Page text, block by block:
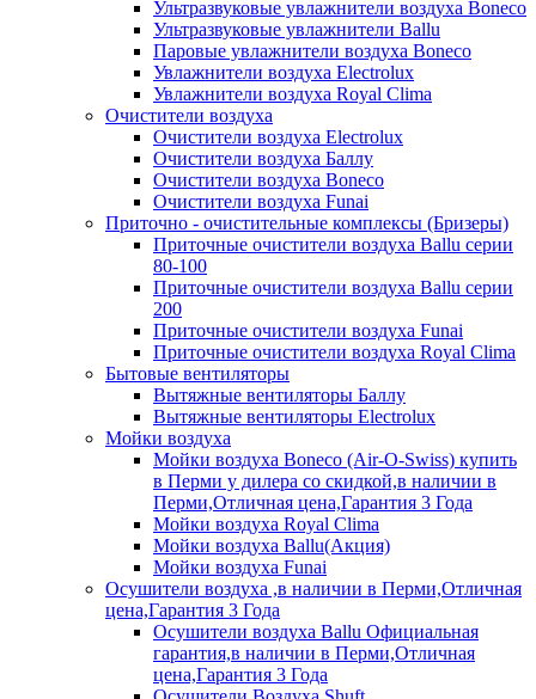
Ультразвуковые увлажнители воздуха Boneco
Ультразвуковые увлажнители Ballu
Паровые увлажнители воздуха Boneco
Увлажнители воздуха Electrolux
Увлажнители воздуха Royal Clima
Очистители воздуха
Очистители воздуха Electrolux
Очистители воздуха Баллу
Очистители воздуха Boneco
Очистители воздуха Funai
Приточно - очистительные комплексы (Бризеры)
Приточные очистители воздуха Ballu серии
80-100
Приточные очистители воздуха Ballu серии
200
Приточные очистители воздуха Funai
Приточные очистители воздуха Royal Clima
Бытовые вентиляторы
Вытяжные вентиляторы Баллу
Вытяжные вентиляторы Electrolux
Мойки воздуха
Мойки воздуха Boneco (Air-O-Swiss) купить
в Перми у дилера со скидкой,в наличии в
Перми,Отличная цена,Гарантия 3 Года
Мойки воздуха Royal Clima
Мойки воздуха Ballu(Акция)
Мойки воздуха Funai
Осушители воздуха ,в наличии в Перми,Отличная
цена,Гарантия 3 Года
Осушители воздуха Ballu Официальная
гарантия,в наличии в Перми,Отличная
цена,Гарантия 3 Года